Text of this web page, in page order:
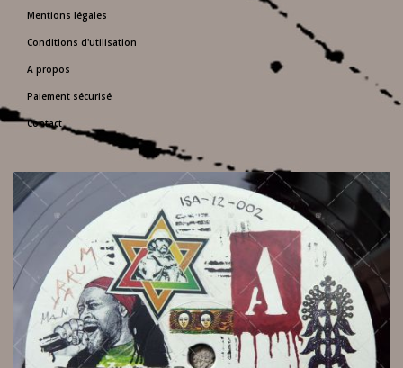
Mentions légales
Conditions d'utilisation
A propos
Paiement sécurisé
Contact